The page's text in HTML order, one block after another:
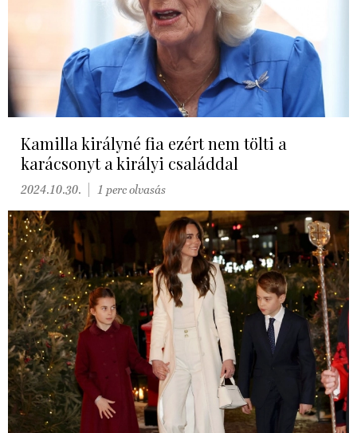
Kamilla királyné fia ezért nem tölti a
karácsonyt a királyi családdal
2024.10.30. 1 perc olvasás